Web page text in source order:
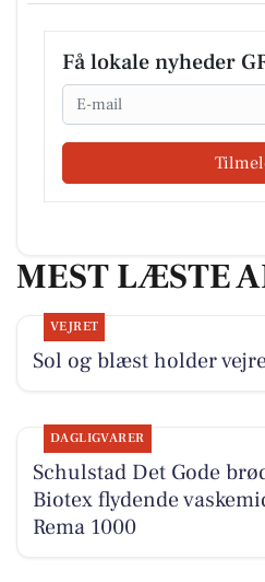
Få lokale nyheder
Email
MEST LÆSTE
VEJRET
Sol og blæst holder
DAGLIGVARER
Schulstad Det Gode
Biotex flydende
Rema 1000